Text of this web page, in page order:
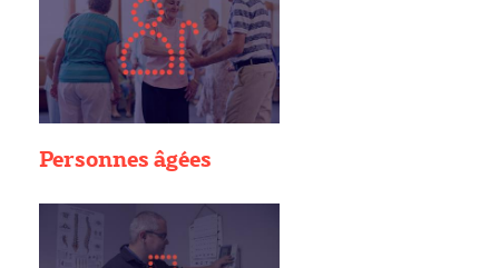
Personnes âgées